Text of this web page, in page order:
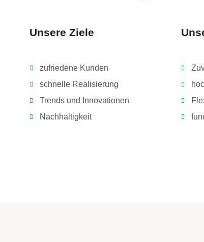
Unsere Ziele
zufriedene Kunden
schnelle Realisierung
Trends und Innovationen
Nachhaltigkeit